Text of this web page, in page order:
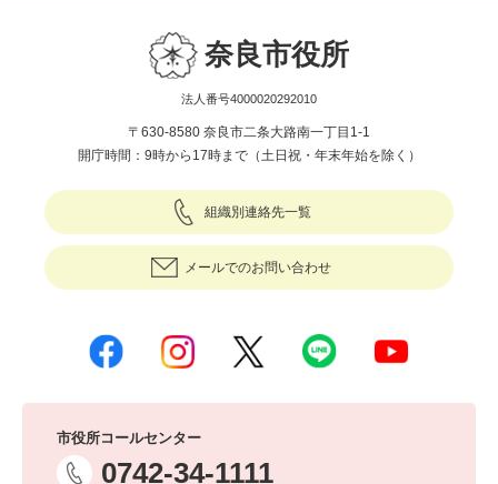
奈良市役所
法人番号4000020292010
〒630-8580 奈良市二条大路南一丁目1-1
開庁時間：9時から17時まで（土日祝・年末年始を除く）
組織別連絡先一覧
メールでのお問い合わせ
市役所コールセンター
0742-34-1111